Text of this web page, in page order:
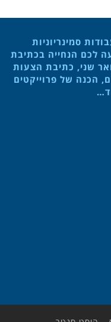
סמינריוניות
לכם הנחייה בכתיבת
שני, כתיבת הצעות
הכנה של פרוייקטים